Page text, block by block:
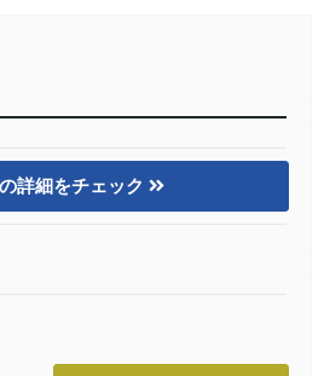
詳細をチェック